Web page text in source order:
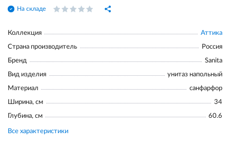
На складе
Коллекция Аттика
Страна производитель Россия
Бренд Sanita
Вид изделия унитаз напольный
Материал санфарфор
Ширина, см 34
Глубина, см 60.6
Все характеристики